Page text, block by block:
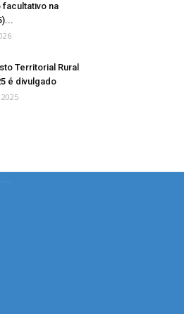
na
Territorial Rural
é divulgado